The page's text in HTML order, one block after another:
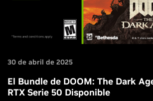
30 de abril de 2025
El Bundle de DOOM: The Dark
RTX Serie 50 Disponible